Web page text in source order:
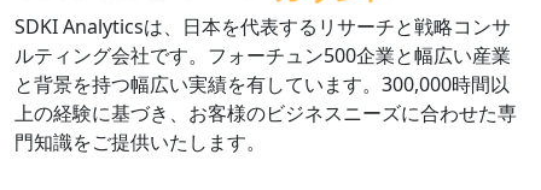
SDKI Analyticsは、日本を代表するリサーチと戦略コンサ
ルティング会社です。フォーチュン500企業と幅広い産業
と背景を持つ幅広い実績を有しています。300,000時間以
上の経験に基づき、お客様のビジネスニーズに合わせた専
門知識をご提供いたします。